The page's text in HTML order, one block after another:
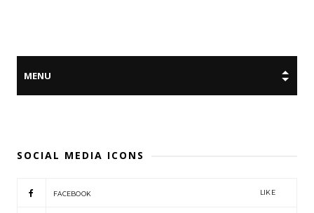
SOCIAL MEDIA ICONS
FACEBOOK LIKE